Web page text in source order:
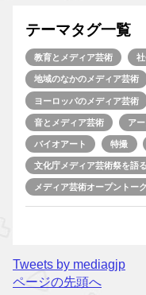
テーマタグ一覧
教育とメディア芸術
地域のなかのメディア芸術
ヨーロッパのメディア芸術
音とメディア芸術 ア
バイオアート 特撮
文化庁メディア芸術祭を語る
メディア芸術オープントーク
Tweets by mediagjp
ページの先頭へ